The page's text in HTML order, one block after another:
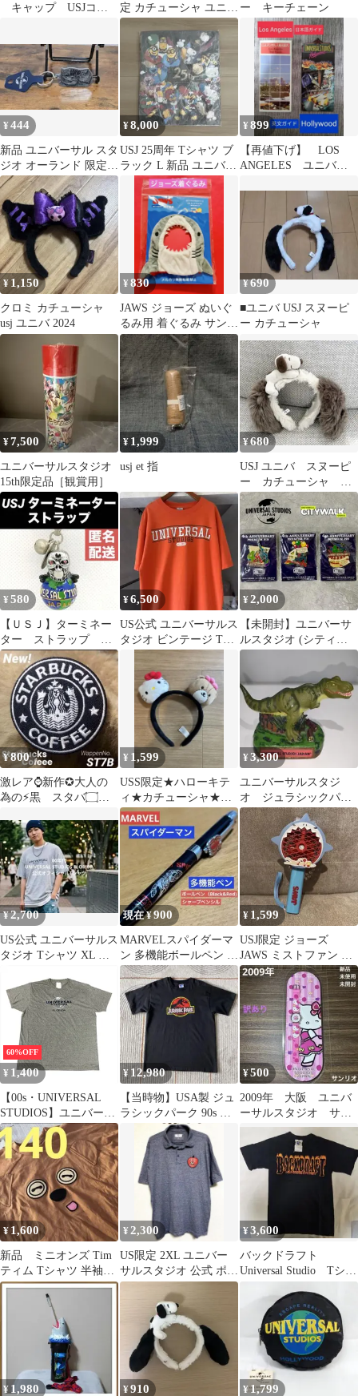
キャップ USJコー
定 カチューシャ ユニバ
ーサルスタジオジャパ
ー キーチェーン
¥444
新品 ユニバーサル スタ
ジオ オーランド 限定
キーホルダー
¥8,000
USJ 25周年 Tシャツ ブ
ラック L 新品 ユニバー
サルスタジオ ユニバ
¥899
【再値下げ】 LOS
ANGELES ユニバー
年 観光案内
¥ 1,150
クロミ カチューシャ
usj ユニバ 2024
¥830
JAWS ジョーズ ぬいぐ
るみ用 着ぐるみ サンキ
ューマート 新品 サメ
¥690
■ユニバ USJ スヌーピ
ー カチューシャ
¥7,500
ユニバーサルスタジオ
15th限定品［観賞用］
¥ 1,999
usj et 指
¥680
USJ ユニバ スヌーピ
ー カチューシャ ぬ
いぐるみ
¥580
【ＵＳＪ】ターミネー
ター ストラップ ユ
ニバーサルスタジオジ
ャパン グッズ
¥6,500
US公式 ユニバーサルス
タジオ ビンテージ Tシ
ャツ オレンジ カレッジ
ロゴ
¥2,000
【未開封】ユニバーサ
ルスタジオ (シティウ
ォーク) 4周年 ピンバッ
¥800
激レア⌚新作✪大人の
為の⚡黒 スタバ۝ブ
ッペン スターバック
ス
¥ 1,599
USS限定★ハローキテ
ィ★カチューシャ★ユ
ニバーサルスタジオ
¥3,300
ユニバーサルスタジ
オ ジュラシックパー
ク ペン立て
¥2,700
US公式 ユニバーサルス
タジオ Tシャツ XL グ
現在 ¥900
MARVELスパイダーマ
ン 多機能ボールペン 2
色ボールペン+シャープ
ペンUSJ
¥ 1,599
USJ限定 ジョーズ
JAWS ミストファン ハ
ンディファン ユニバー
サル
60%OFF
¥ 1,400
【00s・UNIVERSAL
STUDIOS】ユニバーサ
ルスタジオフロリダ 刺
繍ロゴ Tシャツ グレー
¥ 12,980
【当時物】USA製 ジュ
ラシックパーク 90s 映
画T シングルステッチ
¥500
2009年 大阪 ユニバ
ーサルスタジオ サン
リオ キティ 限定
腕時計 レトロ
¥1,600
新品 ミニオンズ Tim
ティム Tシャツ 半袖
140 USJ ユニバ 茶
¥2,300
US限定 2XL ユニバー
サルスタジオ 公式 ポロ
シャツ 海外古着 リンゴ
¥3,600
バックドラフト
Universal Studio Tシャ
¥ 1,980 ¥910 ¥ 1,799